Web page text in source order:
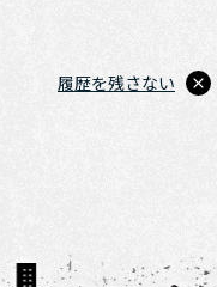
履歴を残さない